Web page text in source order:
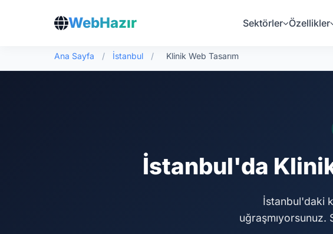
WebHazır Sektörler Özellikler
Ana Sayfa / İstanbul / Klinik Web Tasarım
İstanbul'da
İstanbul'daki
uğraşmıyorsunuz.